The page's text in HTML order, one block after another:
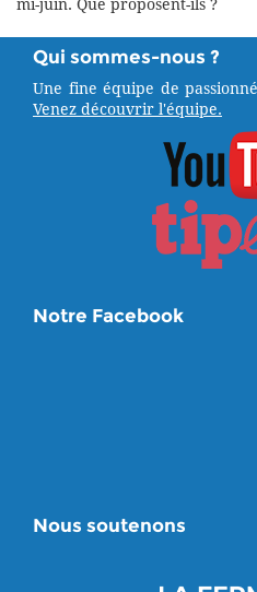
mi-juin. Que proposent-ils ?
Qui sommes-nous ?
Une fine équipe de
Venez découvrir l'équipe.
Notre Facebook
Nous soutenons